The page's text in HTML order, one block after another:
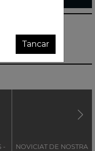
Tancar
-
NOVICIAT DE NOSTRA